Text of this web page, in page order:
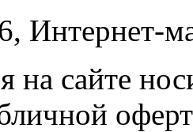
Интернет-
сайте